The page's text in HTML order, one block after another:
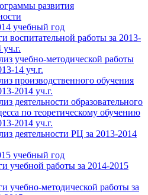
развития
учебный год
воспитательной работы за 2013-
уч.г.
учебно-методической работы
14 уч.г.
производственного обучения
2014 уч.г.
деятельности образовательного
по теоретическому обучению
2014 уч.г.
деятельности РЦ за 2013-2014
учебный год
учебной работы за 2014-2015
учебно-методической работы за